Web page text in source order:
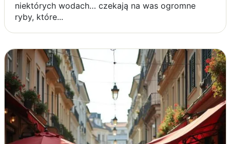
niektórych wodach… czekają na was ogromne
ryby, które...